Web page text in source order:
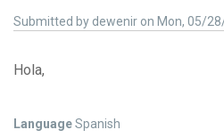
Submitted by dewenir on Mon, 05/
Hola,
LanguageSpanish